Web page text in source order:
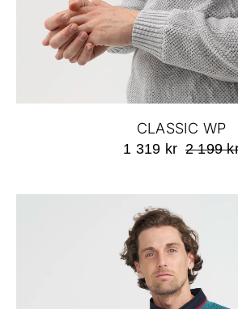
CLASSIC WP
1 319 kr 2 199